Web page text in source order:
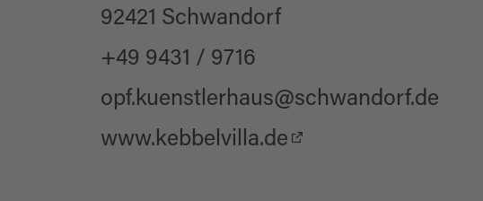
92421 Schwandorf
+49 9431 / 9716
opf.kuenstlerhaus@schwandorf.de
www.kebbelvilla.de